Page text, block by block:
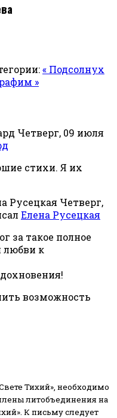
« Подсолнух
»
Четверг, 09 июля
стихи. Я их
Четверг,
Елена Русецкая
за такое полное
любви к
возможность
Тихий», необходимо
литобъединения на
К письму следует